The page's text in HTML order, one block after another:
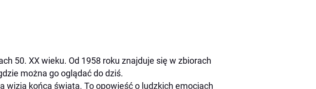
50. XX wieku. Od 1958 roku znajduje się w zbiorach
można go oglądać do dziś.
wizja końca świata. To opowieść o ludzkich emocjach